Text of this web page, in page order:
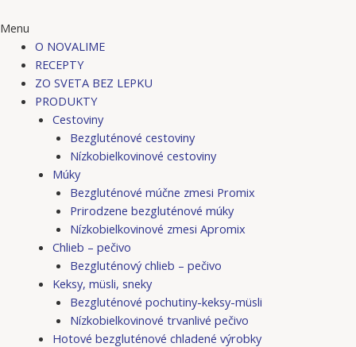
Menu
O NOVALIME
RECEPTY
ZO SVETA BEZ LEPKU
PRODUKTY
Cestoviny
Bezgluténové cestoviny
Nízkobielkovinové cestoviny
Múky
Bezgluténové múčne zmesi Promix
Prirodzene bezgluténové múky
Nízkobielkovinové zmesi Apromix
Chlieb – pečivo
Bezgluténový chlieb – pečivo
Keksy, müsli, sneky
Bezgluténové pochutiny-keksy-müsli
Nízkobielkovinové trvanlivé pečivo
Hotové bezgluténové chladené výrobky